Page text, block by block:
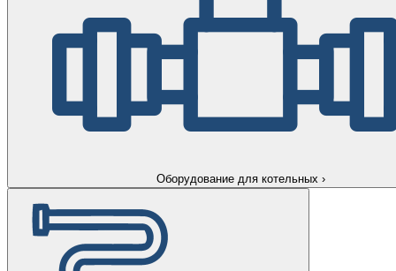
Оборудование для котельных ›